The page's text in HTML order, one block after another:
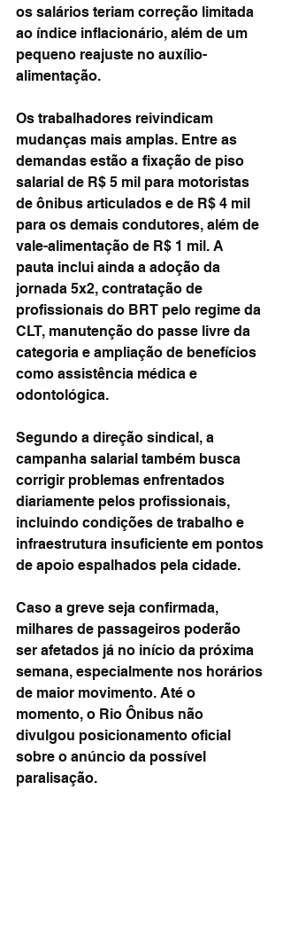
os salários teriam correção limitada
ao índice inflacionário, além de um
pequeno reajuste no auxílio-
alimentação.
Os trabalhadores reivindicam
mudanças mais amplas. Entre as
demandas estão a fixação de piso
salarial de R$ 5 mil para motoristas
de ônibus articulados e de R$ 4 mil
para os demais condutores, além de
vale-alimentação de R$ 1 mil. A
pauta inclui ainda a adoção da
jornada 5x2, contratação de
profissionais do BRT pelo regime da
CLT, manutenção do passe livre da
categoria e ampliação de benefícios
como assistência médica e
odontológica.
Segundo a direção sindical, a
campanha salarial também busca
corrigir problemas enfrentados
diariamente pelos profissionais,
incluindo condições de trabalho e
infraestrutura insuficiente em pontos
de apoio espalhados pela cidade.
Caso a greve seja confirmada,
milhares de passageiros poderão
ser afetados já no início da próxima
semana, especialmente nos horários
de maior movimento. Até o
momento, o Rio Ônibus não
divulgou posicionamento oficial
sobre o anúncio da possível
paralisação.